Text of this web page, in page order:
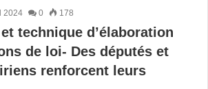
2024 0 178
technique d’élaboration
de loi- Des députés et
renforcent leurs